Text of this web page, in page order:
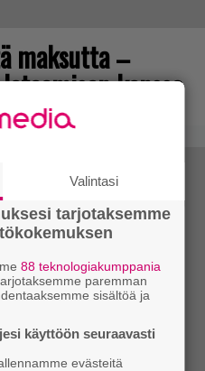
maksutta –
kanssa
Valintasi
tarjotaksemme
88 teknologiakumppania
paremman
sisältöä ja
käyttöön seuraavasti
evästeitä